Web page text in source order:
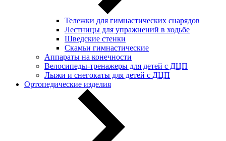
Тележки для гимнастических снарядов
Лестницы для упражнений в ходьбе
Шведские стенки
Скамьи гимнастические
Аппараты на конечности
Велосипеды-тренажеры для детей с ДЦП
Лыжи и снегокаты для детей с ДЦП
Ортопедические изделия